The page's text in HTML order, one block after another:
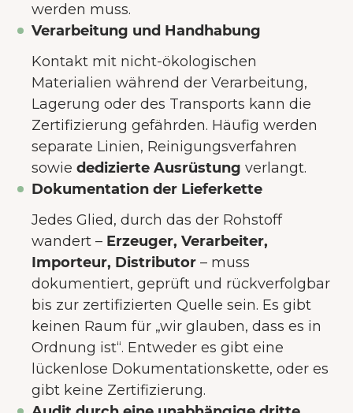
werden muss.
Verarbeitung und Handhabung
Kontakt mit nicht-ökologischen
Materialien während der Verarbeitung,
Lagerung oder des Transports kann die
Zertifizierung gefährden. Häufig werden
separate Linien, Reinigungsverfahren
sowie dedizierte Ausrüstung verlangt.
Dokumentation der Lieferkette
Jedes Glied, durch das der Rohstoff
wandert – Erzeuger, Verarbeiter,
Importeur, Distributor – muss
dokumentiert, geprüft und rückverfolgbar
bis zur zertifizierten Quelle sein. Es gibt
keinen Raum für „wir glauben, dass es in
Ordnung ist“. Entweder es gibt eine
lückenlose Dokumentationskette, oder es
gibt keine Zertifizierung.